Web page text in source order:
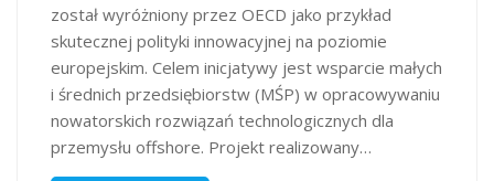
został wyróżniony przez OECD jako przykład
skutecznej polityki innowacyjnej na poziomie
europejskim. Celem inicjatywy jest wsparcie małych
i średnich przedsiębiorstw (MŚP) w opracowywaniu
nowatorskich rozwiązań technologicznych dla
przemysłu offshore. Projekt realizowany…